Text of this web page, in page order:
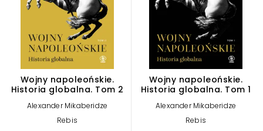
Wojny napoleońskie.
Historia globalna. Tom 2
Alexander Mikaberidze
Rebis
Wojny napoleońskie.
Historia globalna. Tom 1
Alexander Mikaberidze
Rebis